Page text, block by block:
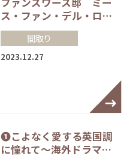
ス・ファン・デル・ロ…
間取り
2023.12.27
❶こよなく愛する英国調
に憧れて～海外ドラマ…